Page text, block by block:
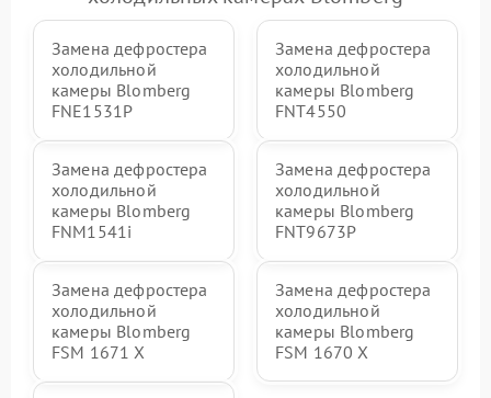
Замена дефростера
холодильной
камеры Blomberg
FNE1531P
Замена дефростера
холодильной
камеры Blomberg
FNT4550
Замена дефростера
холодильной
камеры Blomberg
FNM1541i
Замена дефростера
холодильной
камеры Blomberg
FNT9673P
Замена дефростера
холодильной
камеры Blomberg
FSM 1671 X
Замена дефростера
холодильной
камеры Blomberg
FSM 1670 X